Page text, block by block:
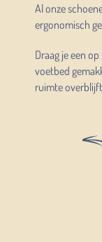
Al onze
ergonomisch
Draag je een
voetbed
ruimte